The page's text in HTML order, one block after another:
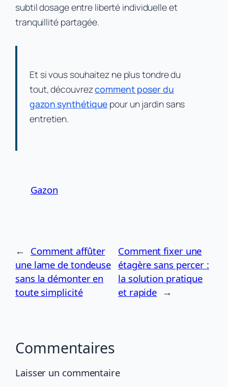
subtil dosage entre liberté individuelle et
tranquillité partagée.
Et si vous souhaitez ne plus tondre du
tout, découvrezcomment poser du
gazon synthétique pour un jardin sans
entretien.
Gazon
← Comment affûter
une lame de tondeuse
sans la démonter en
toute simplicité
Comment fixer une
étagère sans percer :
la solution pratique
et rapide →
Commentaires
Laisser un commentaire